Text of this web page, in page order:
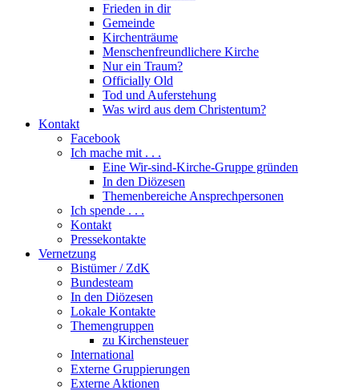
Frieden in dir
Gemeinde
Kirchenträume
Menschenfreundlichere Kirche
Nur ein Traum?
Officially Old
Tod und Auferstehung
Was wird aus dem Christentum?
Kontakt
Facebook
Ich mache mit . . .
Eine Wir-sind-Kirche-Gruppe gründen
In den Diözesen
Themenbereiche Ansprechpersonen
Ich spende . . .
Kontakt
Pressekontakte
Vernetzung
Bistümer / ZdK
Bundesteam
In den Diözesen
Lokale Kontakte
Themengruppen
zu Kirchensteuer
International
Externe Gruppierungen
Externe Aktionen